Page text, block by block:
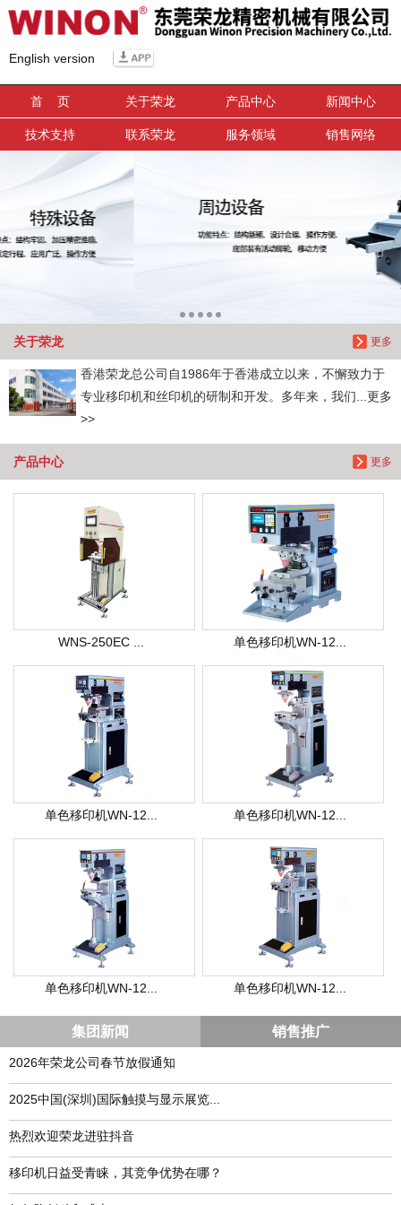
English version
首 页 关于荣龙 产品中心 新闻中心
技术支持 联系荣龙 服务领域 销售网络
更多
关于荣龙
香港荣龙总公司自1986年于香港成立以来，不懈致力于
专业移印机和丝印机的研制和开发。多年来，我们...更多
>>
更多
产品中心
WNS-250EC ... 单色移印机WN-12...
单色移印机WN-12... 单色移印机WN-12...
单色移印机WN-12... 单色移印机WN-12...
集团新闻 销售推广
2026年荣龙公司春节放假通知
​2025中国(深圳)国际触摸与显示展览...
热烈欢迎荣龙进驻抖音
移印机日益受青睐，其竞争优势在哪？
信息搜索
搜索